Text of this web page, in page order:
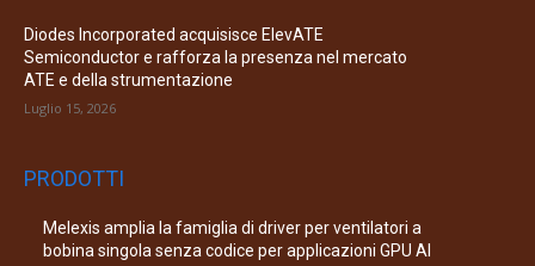
Diodes Incorporated acquisisce ElevATE
Semiconductor e rafforza la presenza nel mercato
ATE e della strumentazione
Luglio 15, 2026
PRODOTTI
Melexis amplia la famiglia di driver per ventilatori a
bobina singola senza codice per applicazioni GPU AI